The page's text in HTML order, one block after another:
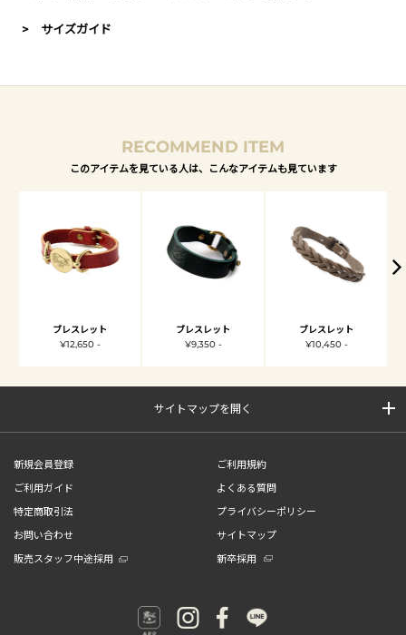
> サイズガイド
RECOMMEND ITEM
このアイテムを見ている人は、こんなアイテムも見ています
ブレスレット
¥12,650 -
ブレスレット
¥9,350 -
ブレスレット
¥10,450 -
サイトマップを開く
新規会員登録
ご利用規約
ご利用ガイド
よくある質問
特定商取引法
プライバシーポリシー
お問い合わせ
サイトマップ
販売スタッフ中途採用
新卒採用